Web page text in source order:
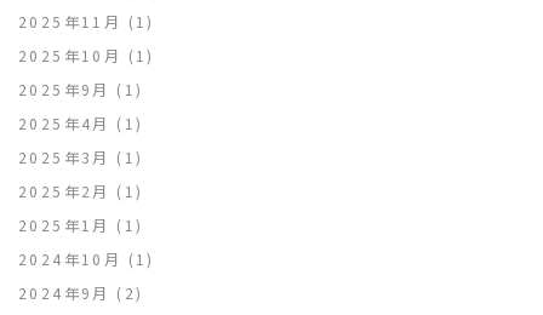
2025年11月
(1)
2025年10月
(1)
2025年9月
(1)
2025年4月
(1)
2025年3月
(1)
2025年2月
(1)
2025年1月
(1)
2024年10月
(1)
2024年9月
(2)